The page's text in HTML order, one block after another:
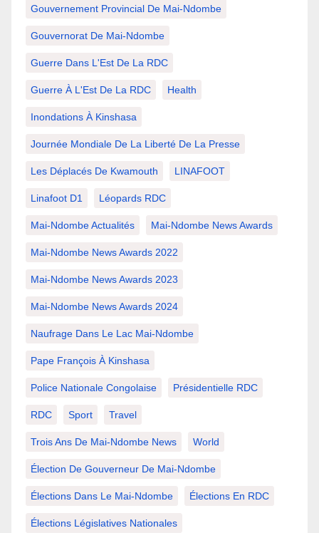
Gouvernement Provincial De Mai-Ndombe
Gouvernorat De Mai-Ndombe
Guerre Dans L'Est De La RDC
Guerre À L'Est De La RDC Health
Inondations À Kinshasa
Journée Mondiale De La Liberté De La Presse
Les Déplacés De Kwamouth LINAFOOT
Linafoot D1 Léopards RDC
Mai-Ndombe Actualités Mai-Ndombe News Awards
Mai-Ndombe News Awards 2022
Mai-Ndombe News Awards 2023
Mai-Ndombe News Awards 2024
Naufrage Dans Le Lac Mai-Ndombe
Pape François À Kinshasa
Police Nationale Congolaise Présidentielle RDC
RDC Sport Travel
Trois Ans De Mai-Ndombe News World
Élection De Gouverneur De Mai-Ndombe
Élections Dans Le Mai-Ndombe Élections En RDC
Élections Législatives Nationales